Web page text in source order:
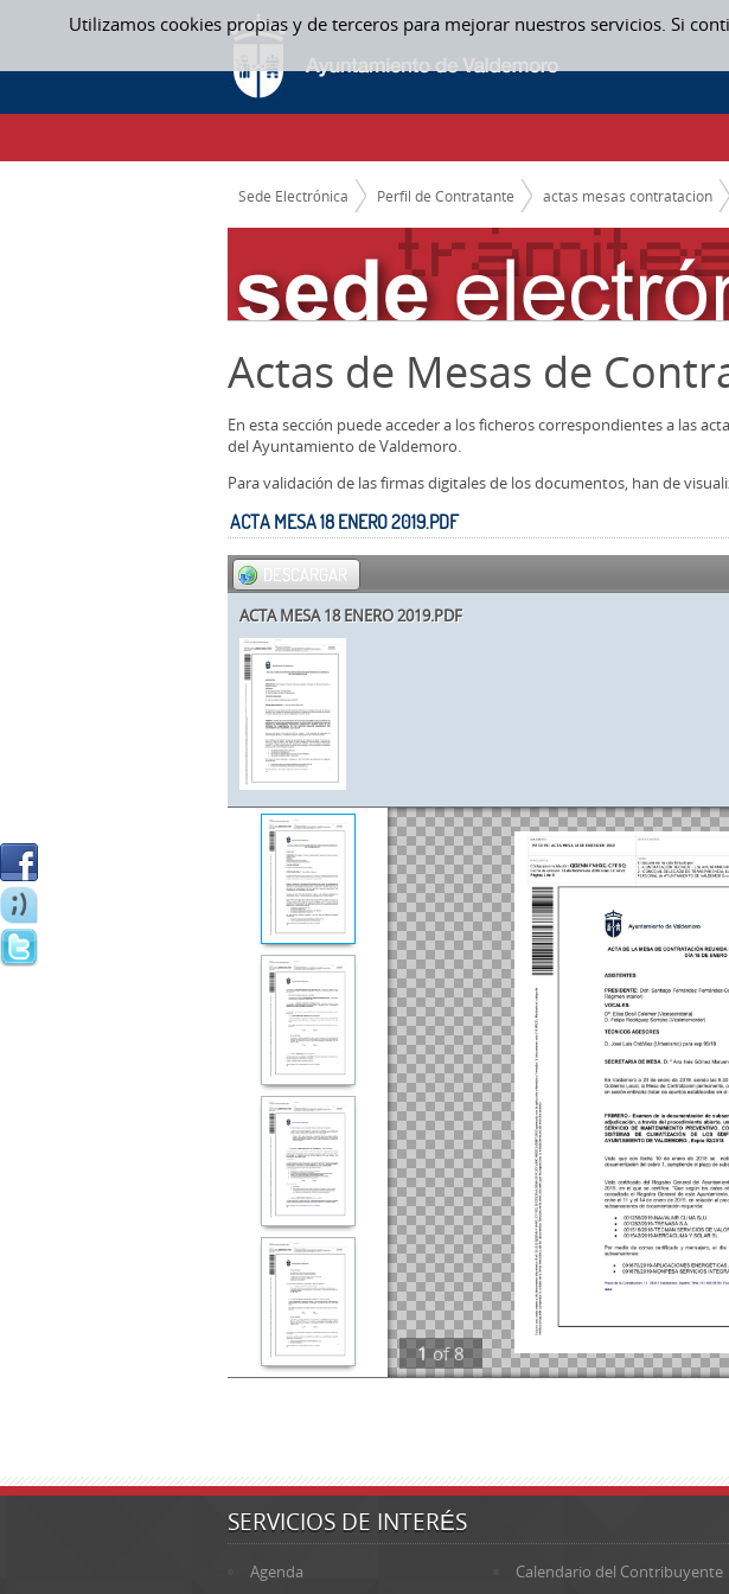
Utilizamos cookies propias y de terceros para mejorar nuestros servicios. Si
Saltar al contenido
ACTAS MESAS CONTRATACION
CAMINO DE MIGAS
Sede Electrónica Perfil de Contratante actas mesas contratacion
Actas de Mesas de
En esta sección puede acceder a los ficheros correspondientes a las
del Ayuntamiento de Valdemoro.
Para validación de las firmas digitales de los documentos, han de
ACTA MESA 18 ENERO 2019.PDF
DESCARGAR
ACTA MESA 18 ENERO 2019.PDF
1 of8
SERVICIOS DE INTERÉS
Agenda
Calendario del Contribuyente